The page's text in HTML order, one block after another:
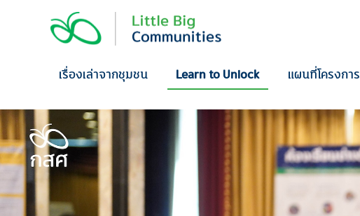
เรื่องเล่าจากชุมชน
Learn to Unlock แผนที่โครงการ